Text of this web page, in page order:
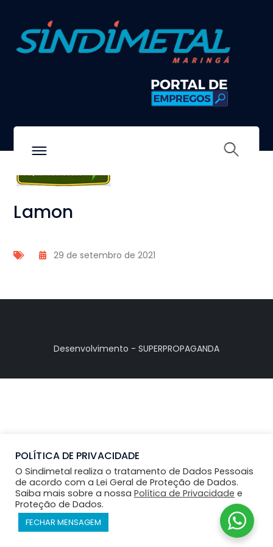
Lamon
Lamon
29 de setembro de 2021
Desenvolvimento - SUPERPROPAGANDA
POLÍTICA DE PRIVACIDADE
O Sindimetal realiza o tratamento de Dados Pessoais
de acordo com a Lei Geral de Proteção de Dados.
Saiba mais sobre a nossa Política de Privacidade e
Proteção de Dados.
FECHAR MENSAGEM